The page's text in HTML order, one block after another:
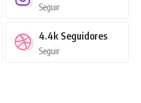
Seguir
4.4k Seguidores
Seguir